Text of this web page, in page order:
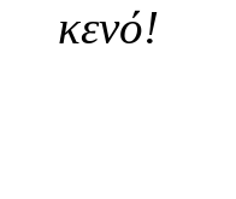
κενό!